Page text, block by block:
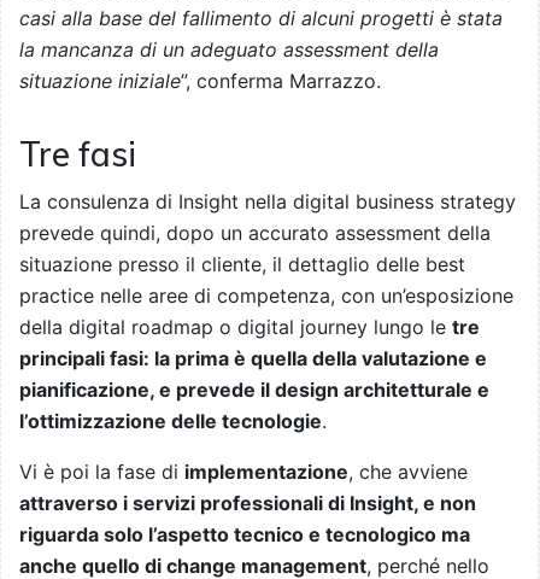
casi alla base del fallimento di alcuni progetti è stata
la mancanza di un adeguato assessment della
situazione iniziale”, conferma Marrazzo.
Tre fasi
La consulenza di Insight nella digital business strategy
prevede quindi, dopo un accurato assessment della
situazione presso il cliente, il dettaglio delle best
practice nelle aree di competenza, con un’esposizione
della digital roadmap o digital journey lungo le tre
principali fasi: la prima è quella della valutazione e
pianificazione, e prevede il design architetturale e
l’ottimizzazione delle tecnologie.
Vi è poi la fase di implementazione, che avviene
attraverso i servizi professionali di Insight, e non
riguarda solo l’aspetto tecnico e tecnologico ma
anche quello di change management, perché nello